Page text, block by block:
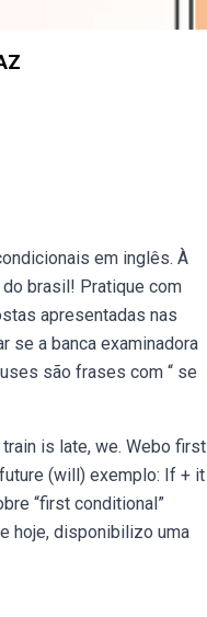
em inglês. À
brasil! Pratique com
apresentadas nas
se a banca examinadora
são frases com “ se
is late, we. Webo first
(will) exemplo: If + it
“first conditional”
hoje, disponibilizo uma